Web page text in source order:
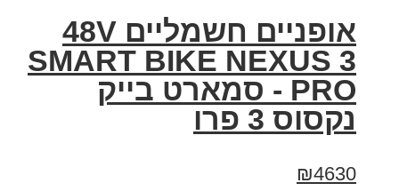
אופניים חשמליים 48V
SMART BIKE NEXUS 3
PRO - סמארט בייק
נקסוס 3 פרו
₪4630